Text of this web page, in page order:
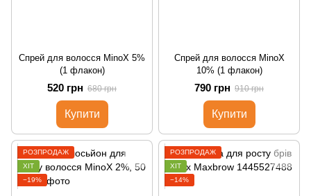
Cпрей для волосся MinoX 5%
(1 флакон)
520 грн 680 грн
Купити
Cпрей для волосся MinoX
10% (1 флакон)
790 грн 910 грн
Купити
РОЗПРОДАЖ
ХІТ
−19%
РОЗПРОДАЖ
ХІТ
−14%